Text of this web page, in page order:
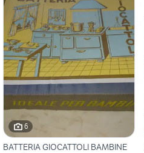
6
BATTERIA GIOCATTOLI BAMBINE